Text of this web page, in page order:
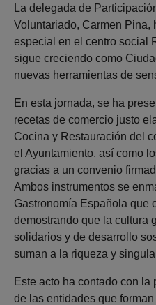
La delegada de
Voluntariado, Carmen Pina,
especial en el centro social
sigue creciendo como
nuevas herramientas de
En esta jornada, se ha
recetas de comercio justo
Cocina y Restauración del
el Ayuntamiento, así como
gracias a un convenio
Ambos instrumentos se
Gastronomía Española que
demostrando que la cultura
solidarios y de desarrollo
suman a la riqueza y
Este acto ha contado con
de las entidades que